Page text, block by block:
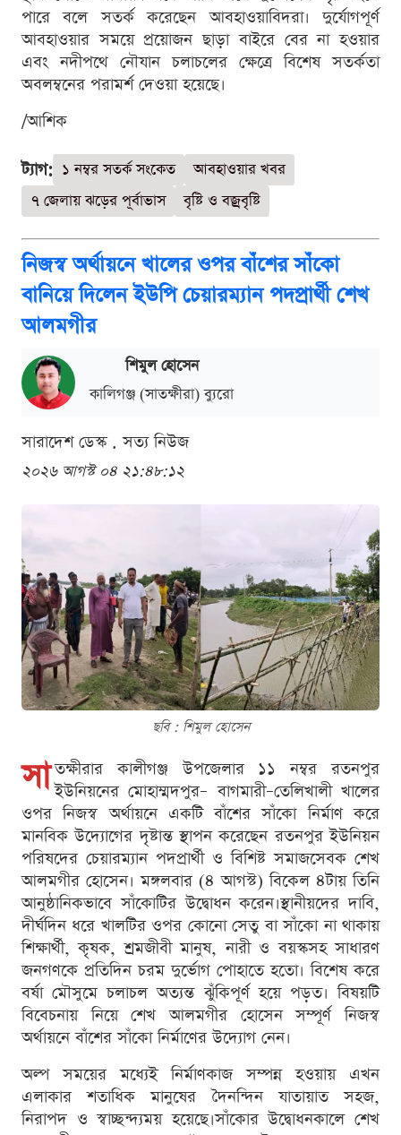
পারে বলে সতর্ক করেছেন আবহাওয়াবিদরা। দুর্যোগপূর্ণ
আবহাওয়ার সময়ে প্রয়োজন ছাড়া বাইরে বের না হওয়ার
এবং নদীপথে নৌযান চলাচলের ক্ষেত্রে বিশেষ সতর্কতা
অবলম্বনের পরামর্শ দেওয়া হয়েছে।
/আশিক
ট্যাগ: ১ নম্বর সতর্ক সংকেত
আবহাওয়ার খবর
৭ জেলায় ঝড়ের পূর্বাভাস
বৃষ্টি ও বজ্রবৃষ্টি
নিজস্ব অর্থায়নে খালের ওপর বাঁশের সাঁকো
বানিয়ে দিলেন ইউপি চেয়ারম্যান পদপ্রার্থী শেখ
আলমগীর
শিমুল হোসেন
কালিগঞ্জ (সাতক্ষীরা) ব্যুরো
সারাদেশ ডেস্ক . সত্য নিউজ
২০২৬ আগস্ট ০৪ ২১:৪৮:১২
ছবি : শিমুল হোসেন
সা তক্ষীরার কালীগঞ্জ উপজেলার ১১ নম্বর রতনপুর
ইউনিয়নের মোহাম্মদপুর– বাগমারী–তেলিখালী খালের
ওপর নিজস্ব অর্থায়নে একটি বাঁশের সাঁকো নির্মাণ করে
মানবিক উদ্যোগের দৃষ্টান্ত স্থাপন করেছেন রতনপুর ইউনিয়ন
পরিষদের চেয়ারম্যান পদপ্রার্থী ও বিশিষ্ট সমাজসেবক শেখ
আলমগীর হোসেন। মঙ্গলবার (৪ আগস্ট) বিকেল ৪টায় তিনি
আনুষ্ঠানিকভাবে সাঁকোটির উদ্বোধন করেন।স্থানীয়দের দাবি,
দীর্ঘদিন ধরে খালটির ওপর কোনো সেতু বা সাঁকো না থাকায়
শিক্ষার্থী, কৃষক, শ্রমজীবী মানুষ, নারী ও বয়স্কসহ সাধারণ
জনগণকে প্রতিদিন চরম দুর্ভোগ পোহাতে হতো। বিশেষ করে
বর্ষা মৌসুমে চলাচল অত্যন্ত ঝুঁকিপূর্ণ হয়ে পড়ত। বিষয়টি
বিবেচনায় নিয়ে শেখ আলমগীর হোসেন সম্পূর্ণ নিজস্ব
অর্থায়নে বাঁশের সাঁকো নির্মাণের উদ্যোগ নেন।
অল্প সময়ের মধ্যেই নির্মাণকাজ সম্পন্ন হওয়ায় এখন
এলাকার শতাধিক মানুষের দৈনন্দিন যাতায়াত সহজ,
নিরাপদ ও স্বাচ্ছন্দ্যময় হয়েছে।সাঁকোর উদ্বোধনকালে শেখ